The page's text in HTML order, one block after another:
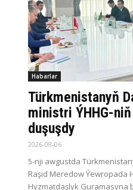
Habarlar
Türkmenistanyň
ministri ÝHHG-
duşuşdy
2026-08-06
5-nji awgustda
Raşid Meredow Ýewropada
Hyzmatdaşlyk Guramasyna